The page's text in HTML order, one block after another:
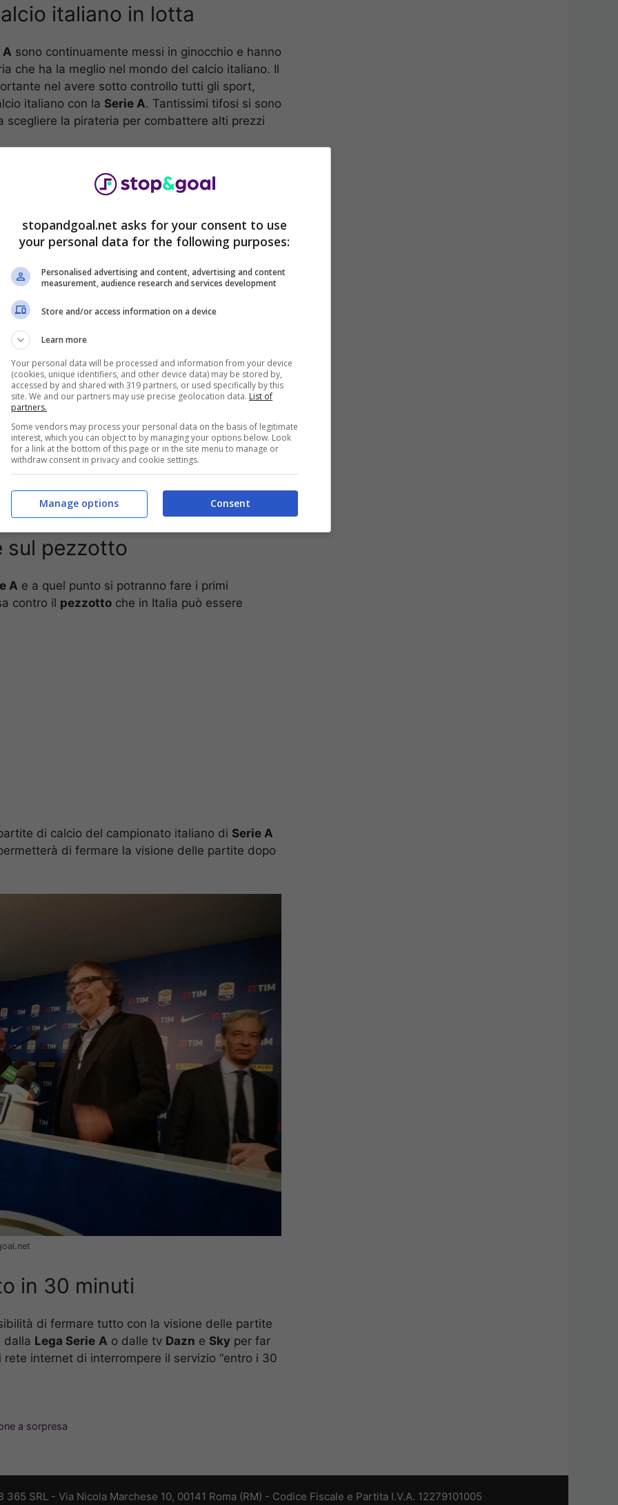
italiano in lotta
A sono continuamente messi in ginocchio e hanno
che ha la meglio nel mondo del calcio italiano. Il
nel avere sotto controllo tutti gli sport,
italiano con la Serie A. Tantissimi tifosi si sono
la pirateria per combattere alti prezzi
quello che sarà il futuro del
anni sono stati fermati in tanto, chiuse
competenti che hanno fermato dei flussi
del mondo del calcio per quanto riguarda
di quelli in altri posti d’Europa, con qualche
saranno le mosse per provare a fermare il
una decisione che potrebbe mettere in ginocchio
sul pezzotto
A e a quel punto si potranno fare i primi
contro il pezzotto che in Italia può essere
di calcio del campionato italiano di Serie A
di fermare la visione delle partite dopo
in 30 minuti
di fermare tutto con la visione delle partite
dalla Lega Serie A o dalle tv Dazn e Sky per far
internet di interrompere il servizio “entro i 30
a sorpresa
SRL - Via Nicola Marchese 10, 00141 Roma (RM) - Codice Fiscale e Partita I.V.A. 12279101005
stopandgoal.net asks for your consent to use
your personal data for the following purposes:
Personalised advertising and content, advertising and content
measurement, audience research and services development
Store and/or access information on a device
Learn more
Your personal data will be processed and information from your device
(cookies, unique identifiers, and other device data) may be stored by,
accessed by and shared with 319 partners, or used specifically by this
site. We and our partners may use precise geolocation data. List of
partners.
Some vendors may process your personal data on the basis of legitimate
interest, which you can object to by managing your options below. Look
for a link at the bottom of this page or in the site menu to manage or
withdraw consent in privacy and cookie settings.
Consent
Manage options